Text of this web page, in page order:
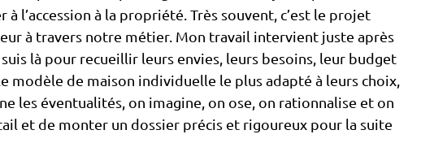
l’accession à la propriété. Très souvent, c’est le projet
à travers notre métier. Mon travail intervient juste après
là pour recueillir leurs envies, leurs besoins, leur budget
modèle de maison individuelle le plus adapté à leurs choix,
les éventualités, on imagine, on ose, on rationnalise et on
et de monter un dossier précis et rigoureux pour la suite